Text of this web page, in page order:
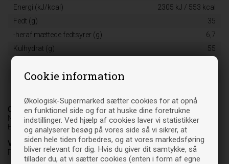
Cookie information
Økologisk-Supermarked sætter cookies for at opnå
en funktionel side og for at huske dine foretrukne
indstillinger. Ved hjælp af cookies laver vi statistikker
og analyserer besøg på vores side så vi sikrer, at
siden hele tiden forbedres, og at vores markedsføring
bliver relevant for dig. Hvis du giver dit samtykke, så
tillader du, at vi sætter cookies (enten i form af egne
Energi (kJ/kcal)
2305 kJ / 553 kcal
Fedt (g)
35
-heraf mættede fedtsyrer (g)
6,7
Kulhydrat (g)
55
Protein (g)
Oprindelsesland
NL-BIO-01
EU/ikke-EU jordbrug
Varebetegnelse
Fødevare